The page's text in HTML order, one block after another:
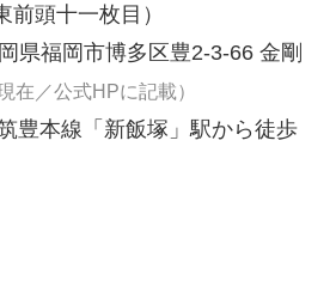
頭十一枚目）
県福岡市博多区豊2-3-66 金剛
在／公式HPに記載）
豊本線「新飯塚」駅から徒歩